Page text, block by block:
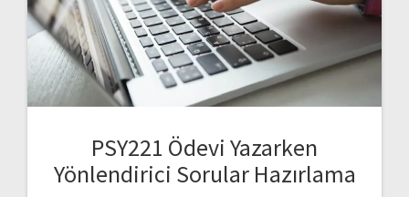
PSY221 Ödevi Yazarken
Yönlendirici Sorular Hazırlama